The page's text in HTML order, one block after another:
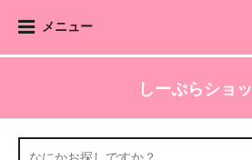
メニュー
しーぷらショ